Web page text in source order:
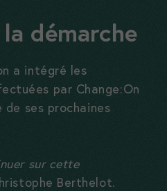
démarche
a intégré les
par Change:On
de ses prochaines
sur cette
Berthelot.
Nécessaires
sont
nécessaires,
sans eux le
fonctionner